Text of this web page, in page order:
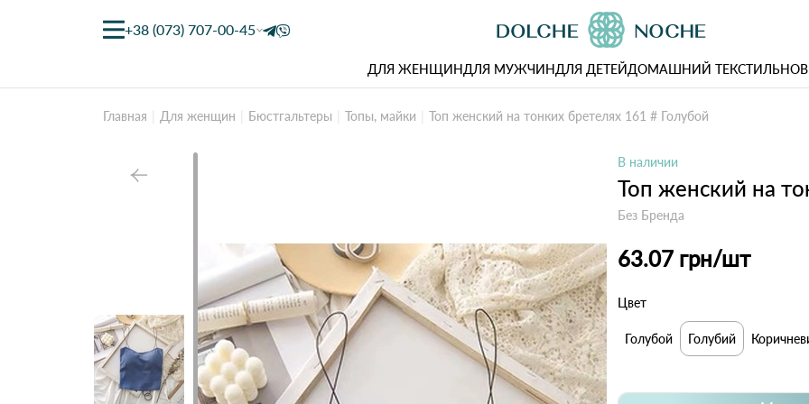
+38 (073) 707-00-45
ДЛЯ ЖЕНЩИНДЛЯ МУЖЧИНДЛЯ ДЕТЕЙДОМАШНИЙ ТЕКСТИЛЬ
Главная Для женщин Бюстгальтеры Топы, майки Топ женский на тонких бретелях 161 # Голубой
В наличии
Топ женский на
Без Бренда
63.07 грн/шт
Цвет
Голубой Голубий